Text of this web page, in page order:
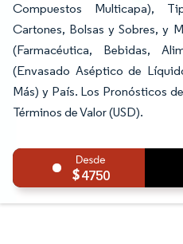
Compuestos Multicapa),
Cartones, Bolsas y Sobres, y
(Farmacéutica, Bebidas,
(Envasado Aséptico de
Más) y País. Los Pronósticos
Términos de Valor (USD).
4750